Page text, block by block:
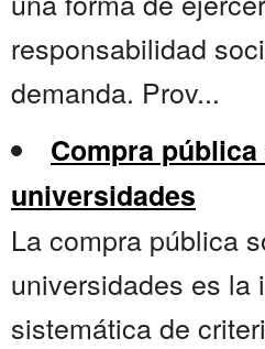
responsabilidad
demanda. Prov...
Compra
universidades
La compra pública
universidades es la
sistemática de